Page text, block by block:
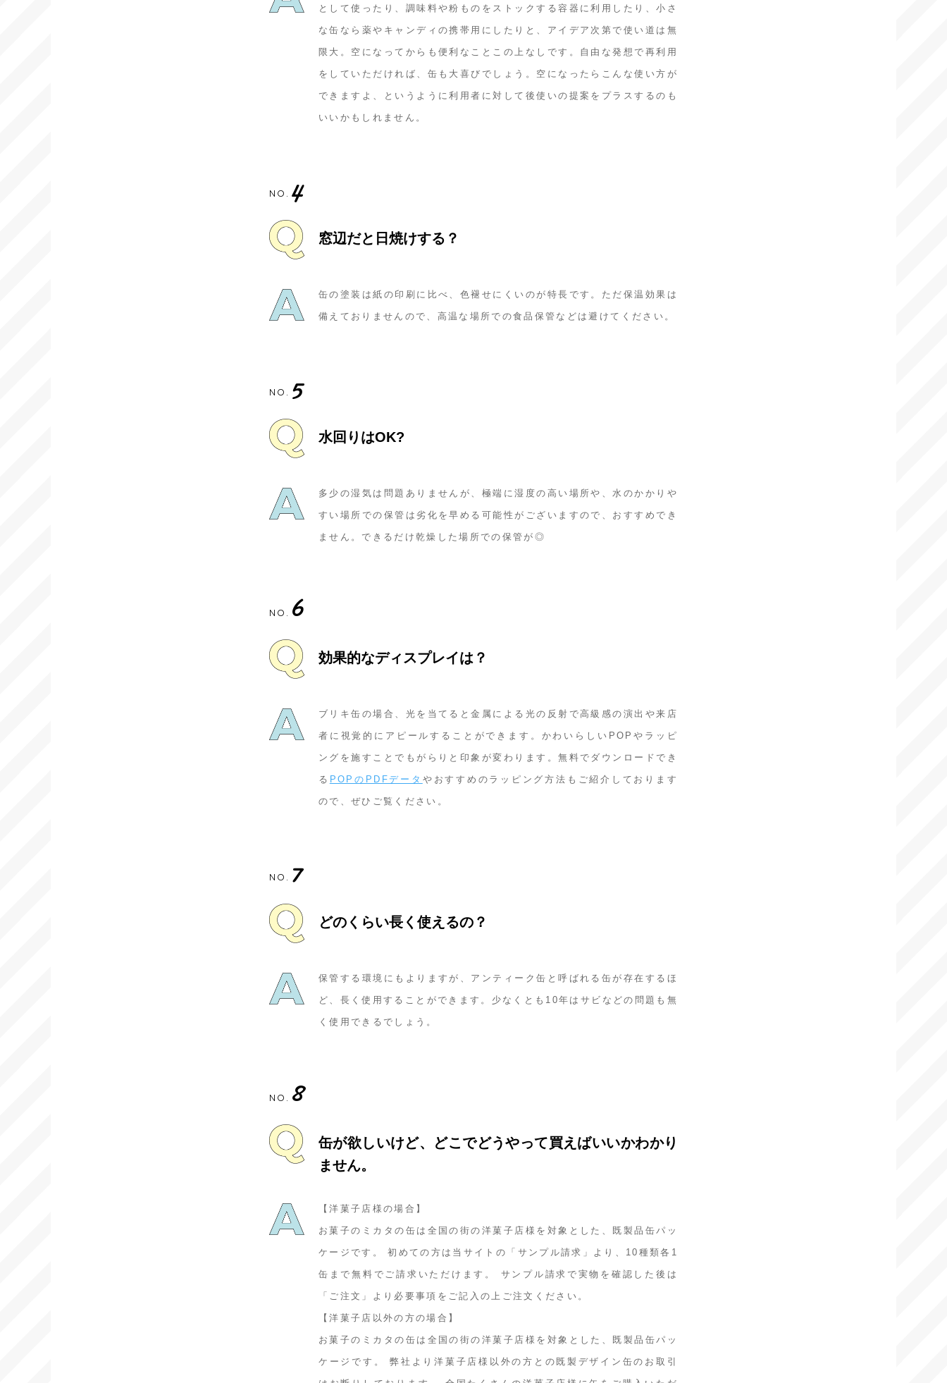
として使ったり、調味料や粉ものをストックする容器に利用したり、小さ
な缶なら薬やキャンディの携帯用にしたりと、アイデア次第で使い道は無
限大。空になってからも便利なことこの上なしです。自由な発想で再利用
をしていただければ、缶も大喜びでしょう。空になったらこんな使い方が
できますよ、というように利用者に対して後使いの提案をプラスするのも
いいかもしれません。
NO. 4
窓辺だと日焼けする？
缶の塗装は紙の印刷に比べ、色褪せにくいのが特長です。ただ保温効果は
備えておりませんので、高温な場所での食品保管などは避けてください。
NO. 5
水回りはOK?
多少の湿気は問題ありませんが、極端に湿度の高い場所や、水のかかりや
すい場所での保管は劣化を早める可能性がございますので、おすすめでき
ません。できるだけ乾燥した場所での保管が◎
NO. 6
効果的なディスプレイは？
ブリキ缶の場合、光を当てると金属による光の反射で高級感の演出や来店
者に視覚的にアピールすることができます。かわいらしいPOPやラッピ
ングを施すことでもがらりと印象が変わります。無料でダウンロードでき
る POPのPDFデータ やおすすめのラッピング方法もご紹介しております
ので、ぜひご覧ください。
NO. 7
どのくらい長く使えるの？
保管する環境にもよりますが、アンティーク缶と呼ばれる缶が存在するほ
ど、長く使用することができます。少なくとも10年はサビなどの問題も無
く使用できるでしょう。
NO. 8
缶が欲しいけど、どこでどうやって買えばいいかわかり
ません。
【洋菓子店様の場合】
お菓子のミカタの缶は全国の街の洋菓子店様を対象とした、既製品缶パッ
ケージです。 初めての方は当サイトの「サンプル請求」より、10種類各1
缶まで無料でご請求いただけます。 サンプル請求で実物を確認した後は
「ご注文」より必要事項をご記入の上ご注文ください。
【洋菓子店以外の方の場合】
お菓子のミカタの缶は全国の街の洋菓子店様を対象とした、既製品缶パッ
ケージです。 弊社より洋菓子店様以外の方との既製デザイン缶のお取引